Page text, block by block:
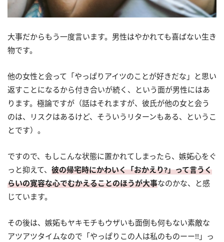
大事だからもう一度言います。男性はやかれても喜ばない生き
物です。
他の女性と会って「やっぱりアイツのことが好きだな」と思い
返すことになるから付き合いが続く、という面が男性にはあ
ります。極論ですが（話はそれますが、彼氏が他の女と会う
のは、リスクはあるけど、そういうリターンもある、というこ
とです）。
ですので、もしこんな状態に置かれてしまったら、嫉妬心をぐ
っと抑えて、 彼の帰宅時にかわいく「おかえり?」って言うく
らいの寛容な心でむかえることのほうが大事なのかな、と感
じています。
その後は、嫉妬もヤキモチもウザいも面倒も何もない素敵な
アツアツタイムなので「やっぱりこの人は私のものーー!!」っ